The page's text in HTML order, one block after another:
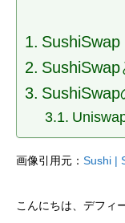
SushiSwap
SushiSwap
画像引用元： Sushi |
こんにちは、デフィ